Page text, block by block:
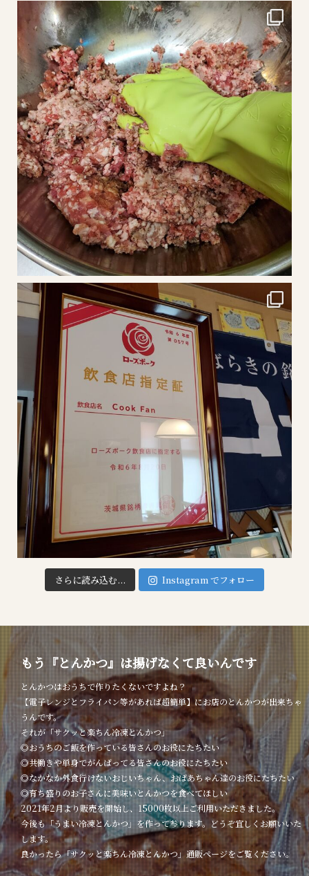
さらに読み込む... Instagram でフォロー
もう『とんかつ』は揚げなくて良いんです
とんかつはおうちで作りたくないですよね？
【電子レンジとフライパン等があれば超簡単】にお店のとんかつが出来ちゃ
うんです。
それが「サクッと楽ちん冷凍とんかつ」
◎おうちのご飯を作っている皆さんのお役にたちたい
◎共働きや単身でがんばってる皆さんのお役にたちたい
◎なかなか外食行けないおじいちゃん、おばあちゃん達のお役にたちたい
◎育ち盛りのお子さんに美味いとんかつを食べてほしい
2021年2月より販売を開始し、15000枚以上ご利用いただきました。
今後も「うまい冷凍とんかつ」を作って参ります。どうぞ宜しくお願いいた
します。
良かったら「サクッと楽ちん冷凍とんかつ」通販ページをご覧ください。